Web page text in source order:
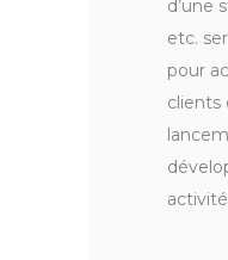
d’une
etc.
pour
clients